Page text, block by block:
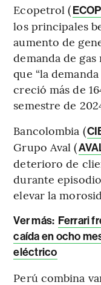
Ecopetrol (
los principales
aumento de
demanda de
que “la
creció más de
semestre de
Bancolombia (
Grupo Aval (
deterioro de
durante
elevar la
Ver más: Ferrari
caída en ocho
eléctrico
Perú combina